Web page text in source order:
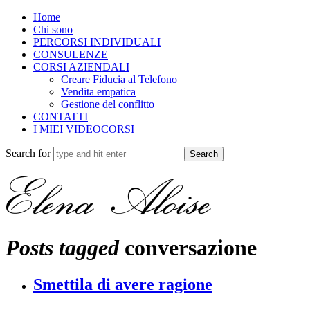
Home
Chi sono
PERCORSI INDIVIDUALI
CONSULENZE
CORSI AZIENDALI
Creare Fiducia al Telefono
Vendita empatica
Gestione del conflitto
CONTATTI
I MIEI VIDEOCORSI
Search for
Posts tagged conversazione
Smettila di avere ragione